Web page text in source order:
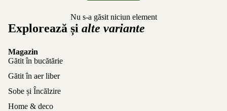
Nu s-a găsit niciun element
Explorează și alte variante
Magazin
Gătit în bucătărie
Gătit în aer liber
Sobe și Încălzire
Home & deco